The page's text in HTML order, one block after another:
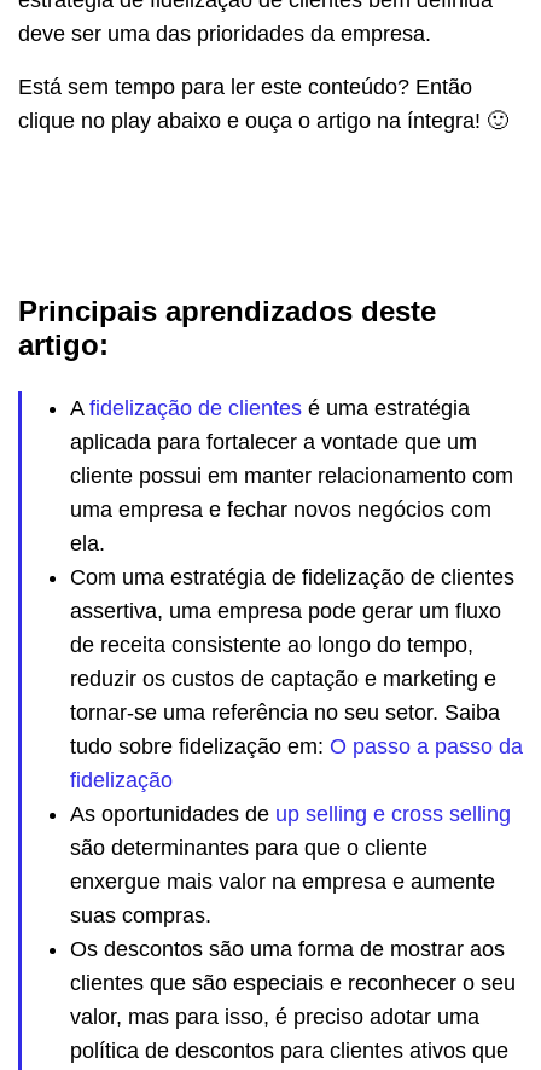
deve ser uma das prioridades da empresa.
Está sem tempo para ler este conteúdo? Então
clique no play abaixo e ouça o artigo na íntegra! 🙂
Principais aprendizados deste
artigo:
A fidelização de clientes é uma estratégia
aplicada para fortalecer a vontade que um
cliente possui em manter relacionamento com
uma empresa e fechar novos negócios com
ela.
Com uma estratégia de fidelização de clientes
assertiva, uma empresa pode gerar um fluxo
de receita consistente ao longo do tempo,
reduzir os custos de captação e marketing e
tornar-se uma referência no seu setor. Saiba
tudo sobre fidelização em: O passo a passo da
fidelização
As oportunidades de up selling e cross selling
são determinantes para que o cliente
enxergue mais valor na empresa e aumente
suas compras.
Os descontos são uma forma de mostrar aos
clientes que são especiais e reconhecer o seu
valor, mas para isso, é preciso adotar uma
política de descontos para clientes ativos que